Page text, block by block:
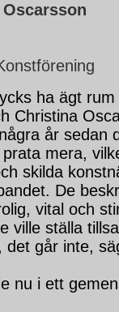
ha ägt rum
Christina
år sedan
mera,
skilda
De
vital och
ville ställa
går inte,
nu i ett